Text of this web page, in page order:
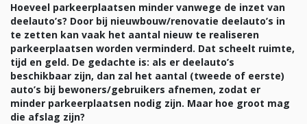
Hoeveel parkeerplaatsen minder vanwege de inzet van
deelauto’s? Door bij nieuwbouw/renovatie deelauto’s in
te zetten kan vaak het aantal nieuw te realiseren
parkeerplaatsen worden verminderd. Dat scheelt ruimte,
tijd en geld. De gedachte is: als er deelauto’s
beschikbaar zijn, dan zal het aantal (tweede of eerste)
auto’s bij bewoners/gebruikers afnemen, zodat er
minder parkeerplaatsen nodig zijn. Maar hoe groot mag
die afslag zijn?